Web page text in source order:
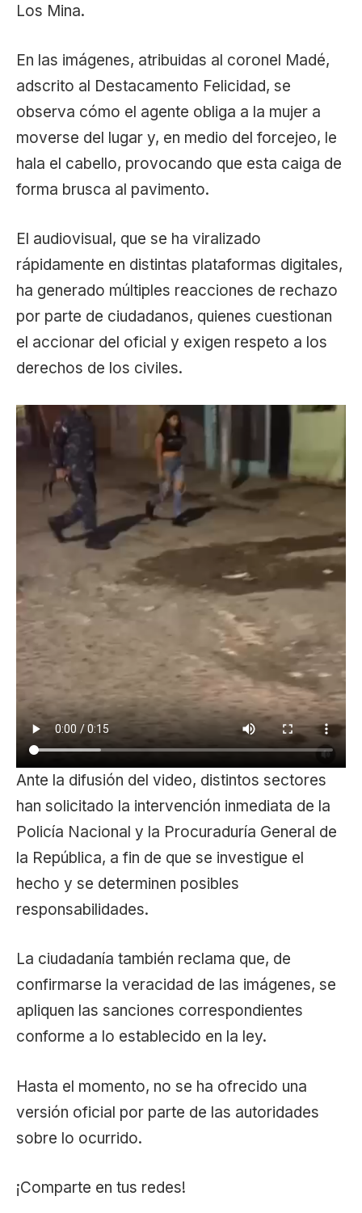
Los Mina.
En las imágenes, atribuidas al coronel Madé,
adscrito al Destacamento Felicidad, se
observa cómo el agente obliga a la mujer a
moverse del lugar y, en medio del forcejeo, le
hala el cabello, provocando que esta caiga de
forma brusca al pavimento.
El audiovisual, que se ha viralizado
rápidamente en distintas plataformas digitales,
ha generado múltiples reacciones de rechazo
por parte de ciudadanos, quienes cuestionan
el accionar del oficial y exigen respeto a los
derechos de los civiles.
Ante la difusión del video, distintos sectores
han solicitado la intervención inmediata de la
Policía Nacional y la Procuraduría General de
la República, a fin de que se investigue el
hecho y se determinen posibles
responsabilidades.
La ciudadanía también reclama que, de
confirmarse la veracidad de las imágenes, se
apliquen las sanciones correspondientes
conforme a lo establecido en la ley.
Hasta el momento, no se ha ofrecido una
versión oficial por parte de las autoridades
sobre lo ocurrido.
¡Comparte en tus redes!